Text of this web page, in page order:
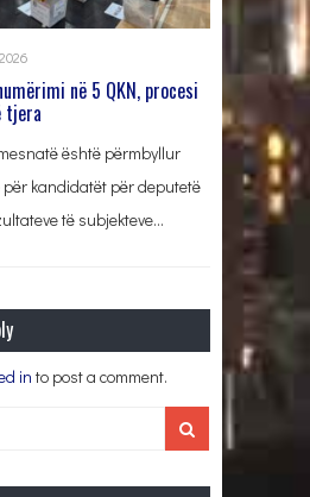
në 5 QKN, procesi
tjera
është përmbyllur
për kandidatët për deputetë
të subjekteve…
in to post a comment.